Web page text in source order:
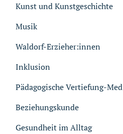
Kunst und Kunstgeschichte
Musik
Waldorf-Erzieher:innen
Inklusion
Pädagogische Vertiefung-
Beziehungskunde
Gesundheit im Alltag